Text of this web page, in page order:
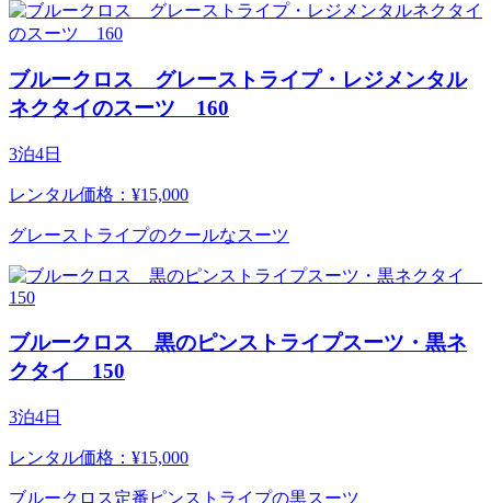
ブルークロス グレーストライプ・レジメンタル
ネクタイのスーツ 160
3泊4日
レンタル価格：¥15,000
グレーストライプのクールなスーツ
ブルークロス 黒のピンストライプスーツ・黒ネ
クタイ 150
3泊4日
レンタル価格：¥15,000
ブルークロス定番ピンストライプの黒スーツ